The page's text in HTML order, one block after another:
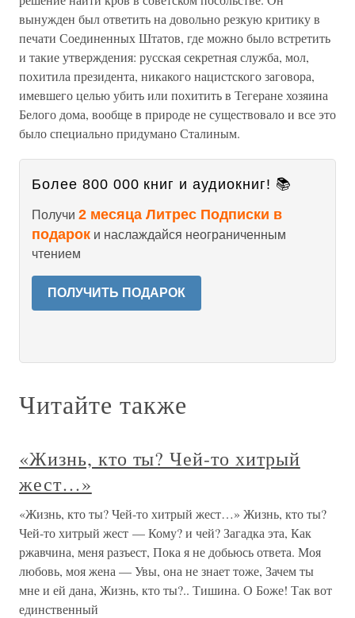
вынужден был ответить на довольно резкую критику в
печати Соединенных Штатов, где можно было встретить
и такие утверждения: русская секретная служба, мол,
похитила президента, никакого нацистского заговора,
имевшего целью убить или похитить в Тегеране хозяина
Белого дома, вообще в природе не существовало и все это
было специально придумано Сталиным.
Более 800 000 книг и аудиокниг! 📚
Получи 2 месяца Литрес Подписки в
подарок и наслаждайся неограниченным
чтением
ПОЛУЧИТЬ ПОДАРОК
Читайте также
«Жизнь, кто ты? Чей-то хитрый
жест…»
«Жизнь, кто ты? Чей-то хитрый жест…» Жизнь, кто ты?
Чей-то хитрый жест — Кому? и чей? Загадка эта, Как
ржавчина, меня разъест, Пока я не добьюсь ответа. Моя
любовь, моя жена — Увы, она не знает тоже, Зачем ты
мне и ей дана, Жизнь, кто ты?.. Тишина. О Боже! Так вот
единственный